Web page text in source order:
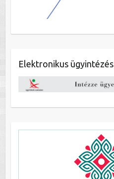
Elektronikus ügyintézés